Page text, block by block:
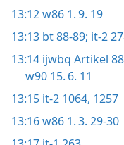
13:12w86 1. 9. 19
13:13 bt 88-89; it-2
13:14 ijwbq Artikel
w90 15. 6. 11
13:15 it-2 1064, 1257
13:16w86 1. 3. 29-30